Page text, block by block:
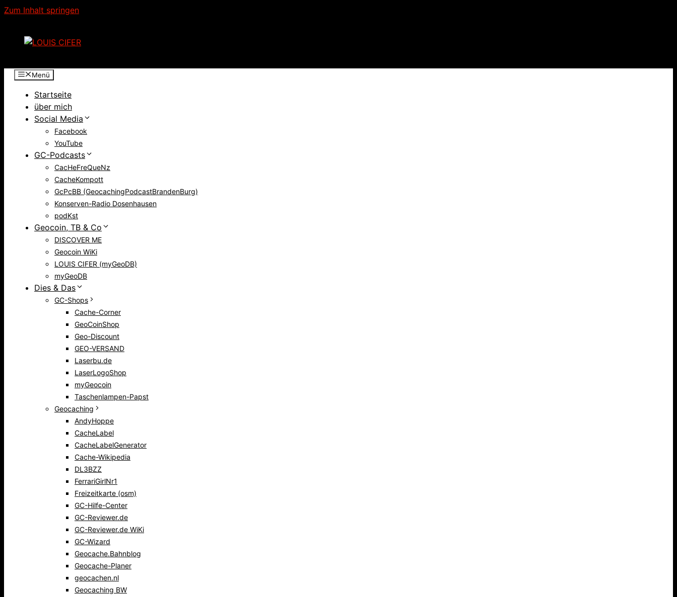
Zum Inhalt springen
Menü
Startseite
über mich
Social Media
Facebook
YouTube
GC-Podcasts
CacHeFreQueNz
CacheKompott
GcPcBB (GeocachingPodcastBrandenBurg)
Konserven-Radio Dosenhausen
podKst
Geocoin, TB & Co
DISCOVER ME
Geocoin WiKi
LOUIS CIFER (myGeoDB)
myGeoDB
Dies & Das
GC-Shops
Cache-Corner
GeoCoinShop
Geo-Discount
GEO-VERSAND
Laserbu.de
LaserLogoShop
myGeocoin
Taschenlampen-Papst
Geocaching
AndyHoppe
CacheLabel
CacheLabelGenerator
Cache-Wikipedia
DL3BZZ
FerrariGirlNr1
Freizeitkarte (osm)
GC-Hilfe-Center
GC-Reviewer.de
GC-Reviewer.de WiKi
GC-Wizard
Geocache.Bahnblog
Geocache-Planer
geocachen.nl
Geocaching BW